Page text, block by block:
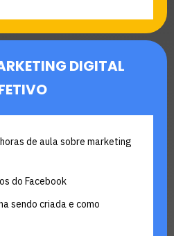
DIGITAL
de aula sobre marketing
do Facebook
sendo criada e como